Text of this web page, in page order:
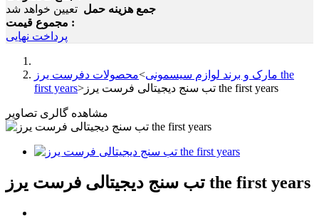
جمع هزینه حمل تعیین خواهد شد
مجموع قیمت :
پرداخت نهایی
مارک و برند لوازم سیسمونی>محصولات دفرست یرز the
first years> تب سنج دیجیتالی فرست یرز the first years
مشاهده گالری تصاویر
تب سنج دیجیتالی فرست یرز the first years